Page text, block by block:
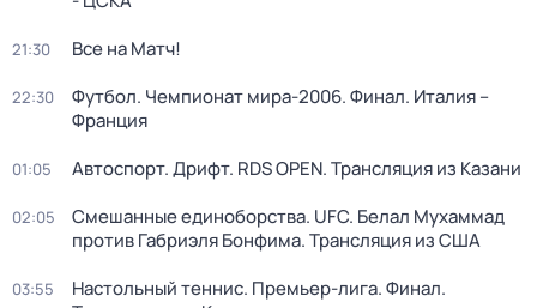
21:30 Все на Матч!
22:30
Футбол. Чемпионат мира-2006. Финал. Италия –
Франция
01:05 Автоспорт. Дрифт. RDS OPEN. Трансляция из Казани
02:05
Смешанные единоборства. UFC. Белал Мухаммад
против Габриэля Бонфима. Трансляция из США
03:55
Настольный теннис. Премьер-лига. Финал.